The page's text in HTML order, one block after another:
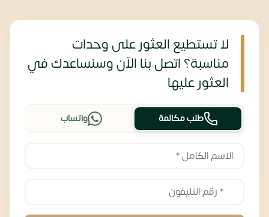
لا تستطيع العثور على وحدات
مناسبة؟ اتصل بنا الآن وسنساعدك في
العثور عليها
طلب مكالمة واتساب